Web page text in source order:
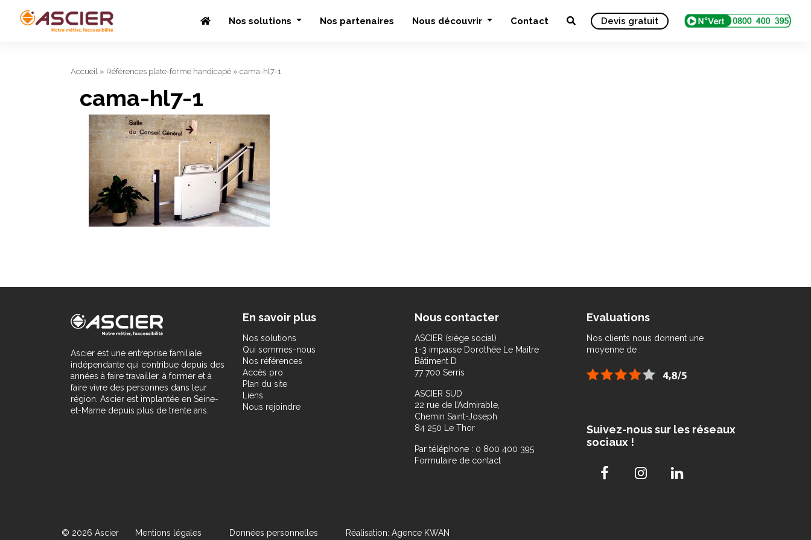
Nos solutions Nos partenaires Nous découvrir Contact Devis gratuit
Accueil » Références plate-forme handicapé » cama-hl7-1
cama-hl7-1
Ascier est une entreprise familiale
indépendante qui contribue depuis des
années à faire travailler, à former et à
faire vivre des personnes dans leur
région. Ascier est implantée en Seine-
et-Marne depuis plus de trente ans.
En savoir plus
Nos solutions
Qui sommes-nous
Nos références
Accès pro
Plan du site
Liens
Nous rejoindre
Nous contacter
ASCIER (siège social)
1-3 impasse Dorothée Le Maitre
Bâtiment D
77 700 Serris
ASCIER SUD
22 rue de l’Admirable,
Chemin Saint-Joseph
84 250 Le Thor
Par téléphone : 0 800 400 395
Formulaire de contact
Evaluations
Nos clients nous donnent une
moyenne de :
Suivez-nous sur les réseaux
sociaux !
© 2026 Ascier Mentions légales Données personnelles Réalisation: Agence KWAN